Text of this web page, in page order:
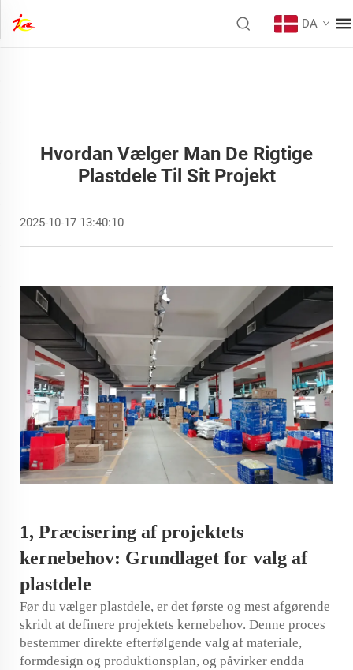
DA
Hvordan Vælger Man De Rigtige
Plastdele Til Sit Projekt
2025-10-17 13:40:10
1, Præcisering af projektets
kernebehov: Grundlaget for valg af
plastdele
Før du vælger plastdele, er det første og mest afgørende
skridt at definere projektets kernebehov. Denne proces
bestemmer direkte efterfølgende valg af materiale,
formdesign og produktionsplan, og påvirker endda